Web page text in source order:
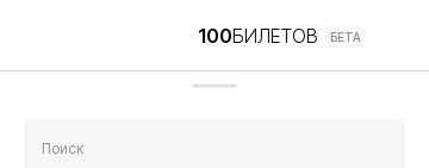
Поиск
100БИЛЕТОВ БЕТА